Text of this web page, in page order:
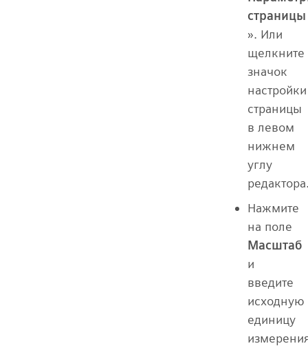
страницы
». Или
щелкните
значок
настройки
страницы
в левом
нижнем
углу
Нажмите
на поле
Масштаб
и
введите
исходную
единицу